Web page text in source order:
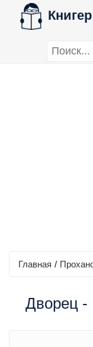
Книгер
Главная /
Дворец -